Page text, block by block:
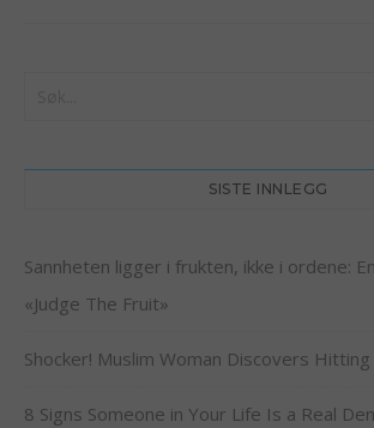
SISTE INNLEGG
Sannheten ligger i frukten, ikke i ordene:
«Judge The Fruit»
Shocker! Muslim Woman Discovers
8 Signs Someone in Your Life Is a Real